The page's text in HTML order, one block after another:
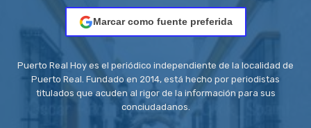
Marcar como fuente preferida
Puerto Real Hoy es el periódico independiente de la localidad de
Puerto Real. Fundado en 2014, está hecho por periodistas
titulados que acuden al rigor de la información para sus
conciudadanos.